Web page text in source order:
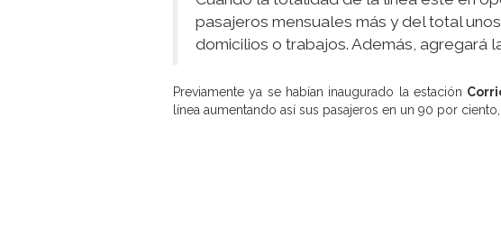
pasajeros mensuales más y del total
domicilios o trabajos. Además, agregará
Previamente ya se habían inaugurado la estación
línea aumentando así sus pasajeros en un 90 por